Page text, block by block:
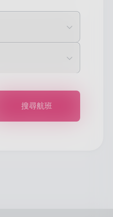
搜尋航班